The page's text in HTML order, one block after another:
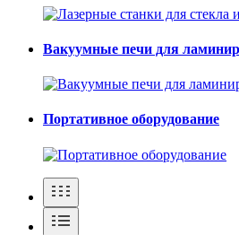
Вакуумные печи для
Портативное оборудование